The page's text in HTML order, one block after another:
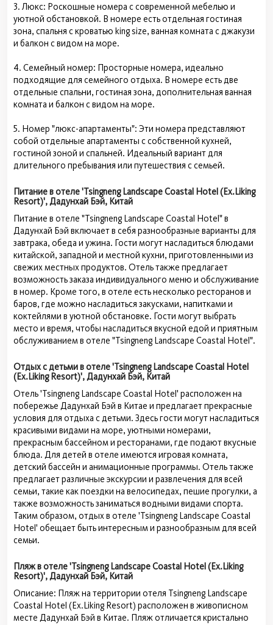
3. Люкс: Роскошные номера с современной мебелью и
уютной обстановкой. В номере есть отдельная гостиная
зона, спальня с кроватью king size, ванная комната с джакузи
и балкон с видом на море.
4. Семейный номер: Просторные номера, идеально
подходящие для семейного отдыха. В номере есть две
отдельные спальни, гостиная зона, дополнительная ванная
комната и балкон с видом на море.
5. Номер "люкс-апартаменты": Эти номера представляют
собой отдельные апартаменты с собственной кухней,
гостиной зоной и спальней. Идеальный вариант для
длительного пребывания или путешествия с семьей.
Питание в отеле 'Tsingneng Landscape Coastal Hotel (Ex.Liking
Resort)', Дадунхай Бэй, Китай
Питание в отеле "Tsingneng Landscape Coastal Hotel" в
Дадунхай Бэй включает в себя разнообразные варианты для
завтрака, обеда и ужина. Гости могут насладиться блюдами
китайской, западной и местной кухни, приготовленными из
свежих местных продуктов. Отель также предлагает
возможность заказа индивидуального меню и обслуживание
в номер. Кроме того, в отеле есть несколько ресторанов и
баров, где можно насладиться закусками, напитками и
коктейлями в уютной обстановке. Гости могут выбрать
место и время, чтобы насладиться вкусной едой и приятным
обслуживанием в отеле "Tsingneng Landscape Coastal Hotel".
Отдых с детьми в отеле 'Tsingneng Landscape Coastal Hotel
(Ex.Liking Resort)', Дадунхай Бэй, Китай
Отель 'Tsingneng Landscape Coastal Hotel' расположен на
побережье Дадунхай Бэй в Китае и предлагает прекрасные
условия для отдыха с детьми. Здесь гости могут насладиться
красивыми видами на море, уютными номерами,
прекрасным бассейном и ресторанами, где подают вкусные
блюда. Для детей в отеле имеются игровая комната,
детский бассейн и анимационные программы. Отель также
предлагает различные экскурсии и развлечения для всей
семьи, такие как поездки на велосипедах, пешие прогулки, а
также возможность заниматься водными видами спорта.
Таким образом, отдых в отеле 'Tsingneng Landscape Coastal
Hotel' обещает быть интересным и разнообразным для всей
семьи.
Пляж в отеле 'Tsingneng Landscape Coastal Hotel (Ex.Liking
Resort)', Дадунхай Бэй, Китай
Описание: Пляж на территории отеля Tsingneng Landscape
Coastal Hotel (Ex.Liking Resort) расположен в живописном
месте Дадунхай Бэй в Китае. Пляж отличается кристально